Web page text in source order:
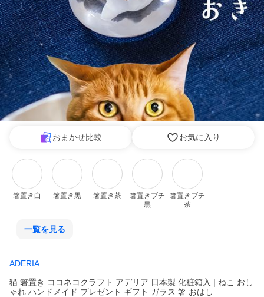
おまかせ比較 お気に入り
箸置き白 箸置き黒 箸置き茶
箸置きブチ
黒
箸置きブチ
茶
一覧を見る
ADERIA
猫 箸置き ココネコクラフト アデリア 日本製 化粧箱入 | ねこ おし
ゃれ ハンドメイド プレゼント ギフト ガラス 箸 おはし